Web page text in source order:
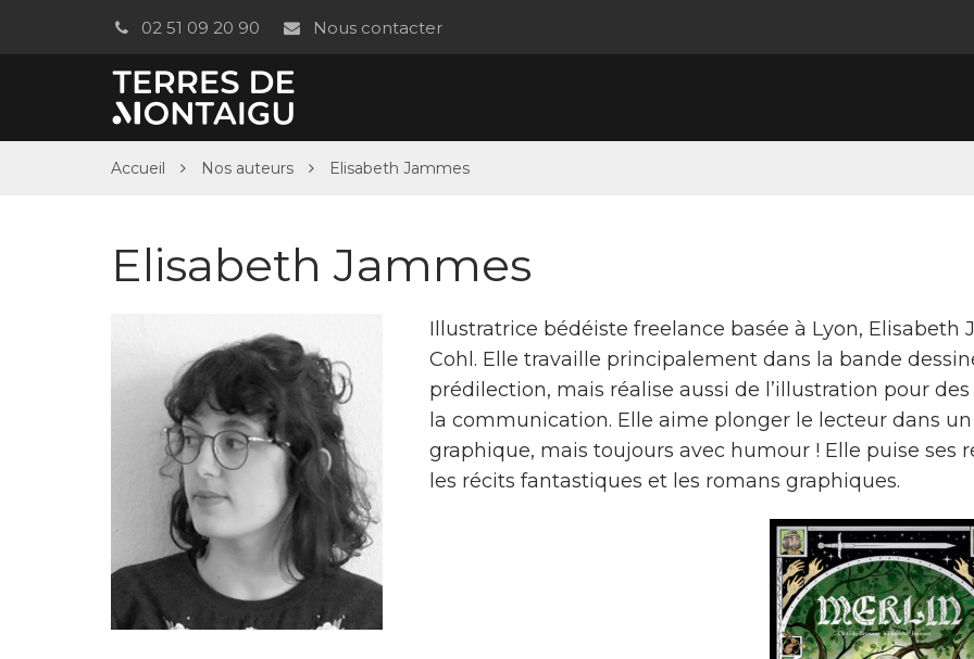
02 51 09 20 90 Nous contacter
Accueil Nos auteurs Elisabeth Jammes
Elisabeth Jammes
Illustratrice bédéiste freelance basée à Lyon, Elisabeth
Cohl. Elle travaille principalement dans la bande
prédilection, mais réalise aussi de l’illustration pour
la communication. Elle aime plonger le lecteur dans
graphique, mais toujours avec humour ! Elle puise ses
les récits fantastiques et les romans graphiques.